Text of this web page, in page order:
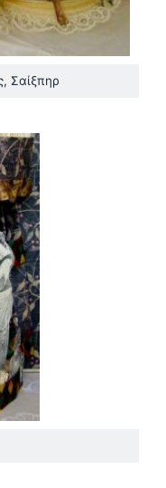
Σαίξπηρ